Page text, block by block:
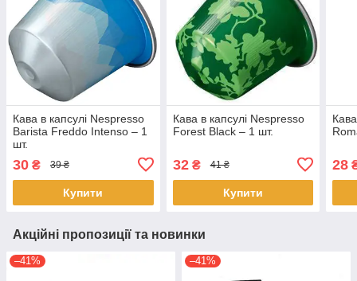
Кава в капсулі Nespresso
Barista Freddo Intenso – 1
шт.
30 ₴ 39 ₴
Купити
Кава в капсулі Nespresso
Forest Black – 1 шт.
32₴ 41 ₴
Купити
28
Акційні пропозиції та новинки
–41% –41%